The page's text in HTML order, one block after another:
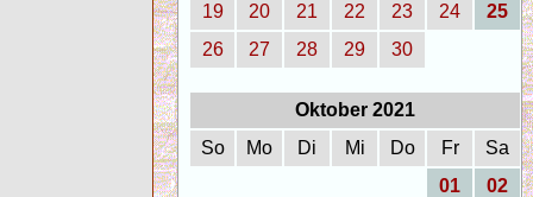
19
20 21 22 23 24
25
26
27 28 29 30
Oktober 2021
So
Mo Di Mi Do Fr
Sa
01
02